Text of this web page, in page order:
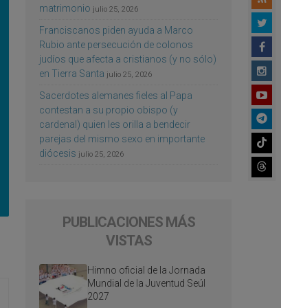
matrimonio julio 25, 2026
Franciscanos piden ayuda a Marco
Rubio ante persecución de colonos
judíos que afecta a cristianos (y no sólo)
en Tierra Santa julio 25, 2026
Sacerdotes alemanes fieles al Papa
contestan a su propio obispo (y
cardenal) quien les orilla a bendecir
parejas del mismo sexo en importante
diócesis julio 25, 2026
PUBLICACIONES MÁS
VISTAS
Himno oficial de la Jornada
Mundial de la Juventud Seúl
2027